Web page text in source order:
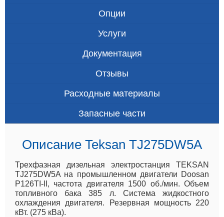
Опции
Услуги
Документация
Отзывы
Расходные материалы
Запасные части
Описание Teksan TJ275DW5A
Трехфазная дизельная электростанция TEKSAN
TJ275DW5A на промышленном двигатели Doosan
P126TI-II, частота двигателя 1500 об./мин. Объем
топливного бака 385 л. Система жидкостного
охлаждения двигателя. Резервная мощность 220
кВт. (275 кВа).